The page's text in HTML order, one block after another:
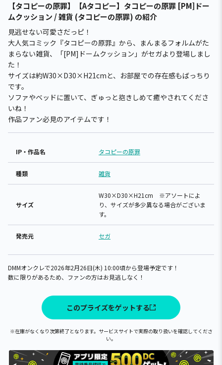
【タコピーの原罪】【Aタコピー】タコピーの原罪 [PM]ドー
ムクッション / 雑貨 (タコピーの原罪) の紹介
見逃せない可愛さだっピ！
大人気コミック『タコピーの原罪』から、まんまるフォルムがた
まらない雑貨、「[PM]ドームクッション」がセガより登場しまし
た！
サイズは約W30×D30×H21cmと、お部屋での存在感もばっちり
です。
ソファやベッドに置いて、ぎゅっと抱きしめて癒やされてくださ
いね！
作品ファン必見のアイテムです！
IP・作品名 タコピーの原罪
種類 雑貨
サイズ
W30×D30×H21cm ※アソートによ
り、サイズが多少異なる場合がございま
す。
発売元 セガ
DMMオンクレで2026年2月26日(木) 10:00頃から登場予定です！
数に限りがあるため、ファンの方はお見逃しなく！
このプライズをゲットする
※在庫がなくなり次第終了となります。サービスサイトで実際の取り扱いを確認してくださ
い。